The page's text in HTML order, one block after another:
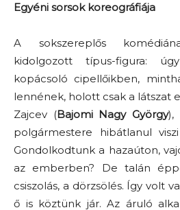
Egyéni sorsok koreográfiája
A sokszereplős
kidolgozott típus-figura:
kopácsoló cipellőikben,
lennének, holott csak a látszat
Zajcev (Bajomi Nagy György),
polgármestere hibátlanul
Gondolkodtunk a hazaúton,
az emberben? De talán
csiszolás, a dörzsölés. Így volt
ő is köztünk jár. Az áruló